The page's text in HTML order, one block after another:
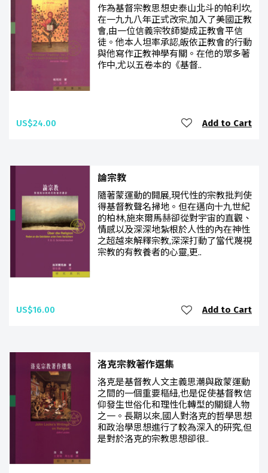
作為基督宗教思想史泰山北斗的帕利坎,
在一九九八年正式改宗,加入了美國正教
會,由一位信義宗牧師變成正教會平信
徒。他本人坦率承認,皈依正教會的行動
與他寫作正教神學有關。在他的眾多著
作中,尤以五卷本的《基督..
US$24.00 Add to Cart
論宗教
隨著蒙運動的開展,現代性的宗教批判使
得基督教聲名掃地。但在邁向十九世紀
的柏林,施來爾馬赫卻從對宇宙的直觀、
情感以及深深地紮根於人性的內在神性
之超越來解釋宗教,深深打動了當代蔑視
宗教的有教養者的心靈,更..
US$16.00 Add to Cart
洛克宗教著作選集
洛克是基督教人文主義思潮與啟蒙運動
之間的一個重要樞紐,也是促使基督教信
仰發生世俗化和理性化轉型的關鍵人物
之一。長期以來,國人對洛克的哲學思想
和政治學思想進行了較為深入的研究,但
是對於洛克的宗教思想卻很..